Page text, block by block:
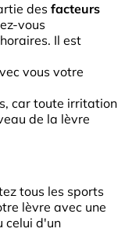
des facteurs
vous
Il est
vous votre
car toute irritation
de la lèvre
tous les sports
lèvre avec une
celui d'un